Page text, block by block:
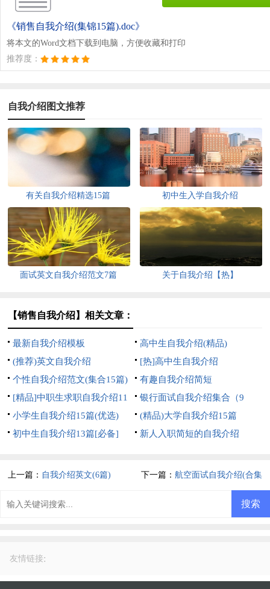
《销售自我介绍(集锦15篇).doc》
将本文的Word文档下载到电脑，方便收藏和打印
推荐度：
自我介绍图文推荐
有关自我介绍精选15篇 初中生入学自我介绍
面试英文自我介绍范文7篇 关于自我介绍【热】
【销售自我介绍】相关文章：
最新自我介绍模板
高中生自我介绍(精品)
(推荐)英文自我介绍
[热]高中生自我介绍
个性自我介绍范文(集合15篇)
有趣自我介绍简短
[精品]中职生求职自我介绍11
篇
银行面试自我介绍集合（9
篇）
小学生自我介绍15篇(优选)
(精品)大学自我介绍15篇
初中生自我介绍13篇[必备]
新人入职简短的自我介绍
上一篇： 自我介绍英文(6篇) 下一篇： 航空面试自我介绍(合集
友情链接: